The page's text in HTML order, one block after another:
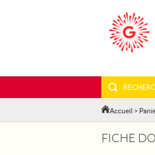
Accueil >
FICHE